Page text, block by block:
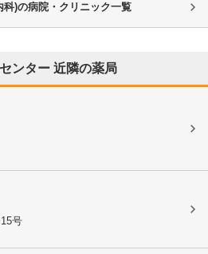
科)の病院・クリニック一覧
ンター 近隣の薬局
号